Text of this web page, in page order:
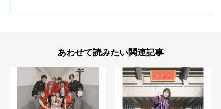
あわせて読みたい関連記事